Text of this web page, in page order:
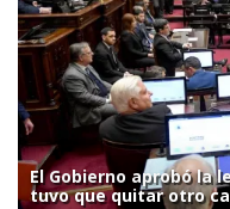
El Gobierno aprobó la
tuvo que quitar otro